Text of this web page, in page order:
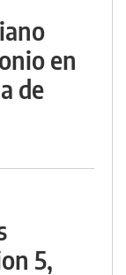
en
de
5,